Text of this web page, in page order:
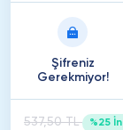
Şifreniz
Gerekmiyor!
537,50 TL %25